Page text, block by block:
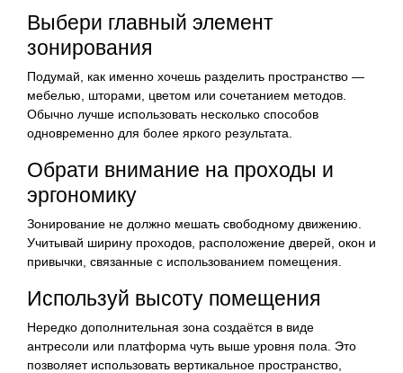
Выбери главный элемент
зонирования
Подумай, как именно хочешь разделить пространство —
мебелью, шторами, цветом или сочетанием методов.
Обычно лучше использовать несколько способов
одновременно для более яркого результата.
Обрати внимание на проходы и
эргономику
Зонирование не должно мешать свободному движению.
Учитывай ширину проходов, расположение дверей, окон и
привычки, связанные с использованием помещения.
Используй высоту помещения
Нередко дополнительная зона создаётся в виде
антресоли или платформа чуть выше уровня пола. Это
позволяет использовать вертикальное пространство,